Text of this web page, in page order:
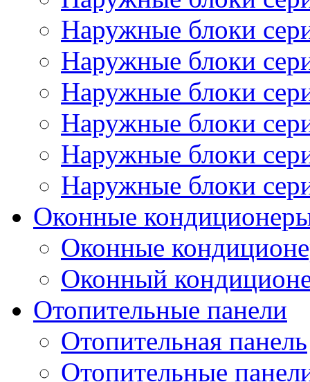
Наружные блоки
Наружные блоки
Наружные блоки
Наружные блоки
Наружные блоки
Наружные блоки
Оконные
Оконные
Оконный
Отопительные панели
Отопительная панель
Отопительные